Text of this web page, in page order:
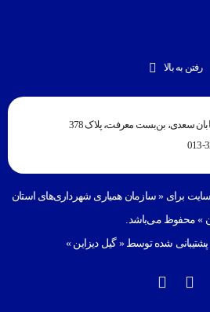
رفتن به بالا
سعدی، بن‌بست معرفت، پلاک 378
برای « سازمان همیاری شهرداری‌های استان
» محفوظ می‌باشد.
پشتیبانی شده توسط «گیل دیزاین »